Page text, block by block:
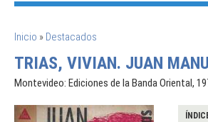
SE ENCUENTRA USTED AQUÍ
Inicio » Destacados
TRIAS, VIVIAN. JUAN
Montevideo: Ediciones de la Banda Oriental,